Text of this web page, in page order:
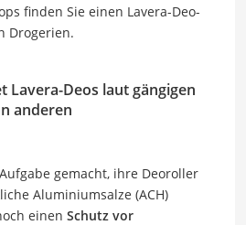
finden Sie einen Lavera-Deo-
Drogerien.
Lavera-Deos laut gängigen
anderen
gemacht, ihre Deoroller
Aluminiumsalze (ACH)
einen Schutz vor